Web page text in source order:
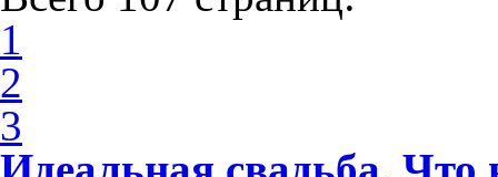
1
2
3